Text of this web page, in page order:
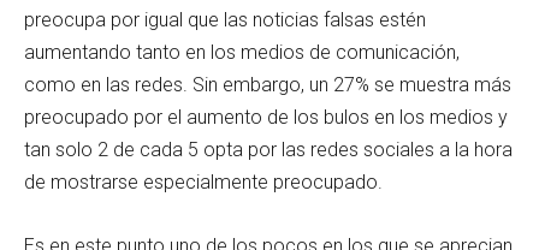
preocupa por igual que las noticias falsas estén
aumentando tanto en los medios de comunicación,
como en las redes. Sin embargo, un 27% se muestra más
preocupado por el aumento de los bulos en los medios y
tan solo 2 de cada 5 opta por las redes sociales a la hora
de mostrarse especialmente preocupado.
Es en este punto uno de los pocos en los que se aprecian